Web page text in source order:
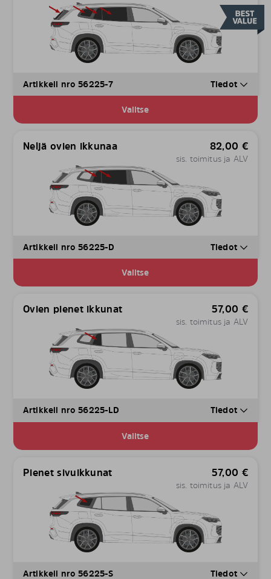
Artikkeli nro 56225-7 Tiedot
Valitse
Neljä ovien ikkunaa 82,00 €
sis. toimitus ja ALV
Artikkeli nro 56225-D Tiedot
Valitse
Ovien pienet ikkunat 57,00 €
sis. toimitus ja ALV
Artikkeli nro 56225-LD Tiedot
Valitse
Pienet sivuikkunat 57,00 €
sis. toimitus ja ALV
Artikkeli nro 56225-S Tiedot